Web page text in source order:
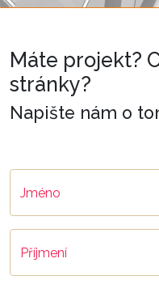
Máte projekt?
stránky?
Napište nám o